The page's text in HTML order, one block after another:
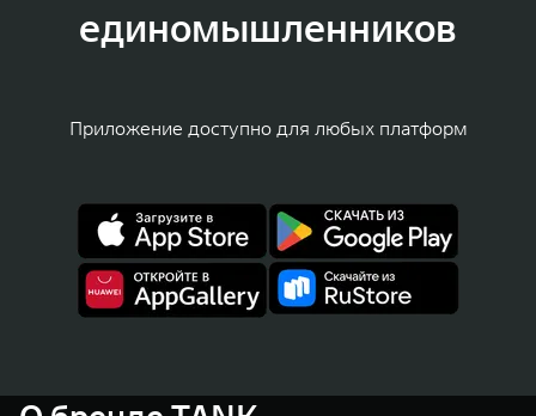
единомышленников
Приложение доступно для любых платформ